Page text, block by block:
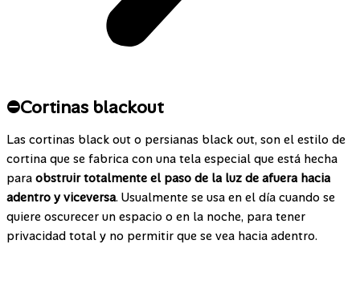
⛔Cortinas blackout
Las cortinas black out o persianas black out, son el estilo de
cortina que se fabrica con una tela especial que está hecha
para obstruir totalmente el paso de la luz de afuera hacia
adentro y viceversa. Usualmente se usa en el día cuando se
quiere oscurecer un espacio o en la noche, para tener
privacidad total y no permitir que se vea hacia adentro.